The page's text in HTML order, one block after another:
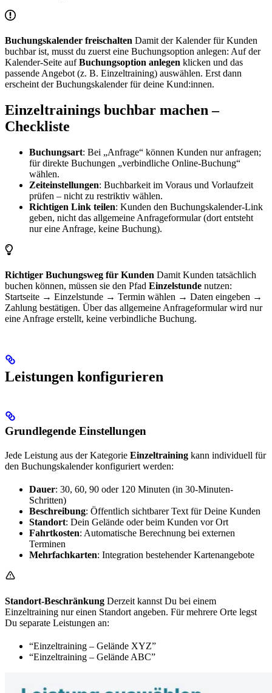
Buchungskalender freischalten Damit der Kalender für Kunden
buchbar ist, musst du zuerst eine Buchungsoption anlegen: Auf der
Kalender-Seite aufBuchungsoption anlegen klicken und das
passende Angebot (z. B. Einzeltraining) auswählen. Erst dann
erscheint der Buchungskalender für deine Kund:innen.
Einzeltrainings buchbar machen –
Checkliste
Buchungsart: Bei „Anfrage“ können Kunden nur anfragen;
für direkte Buchungen „verbindliche Online-Buchung“
wählen.
Zeiteinstellungen: Buchbarkeit im Voraus und Vorlaufzeit
prüfen – nicht zu restriktiv wählen.
Richtigen Link teilen: Kunden den Buchungskalender-Link
geben, nicht das allgemeine Anfrageformular (dort entsteht
nur eine Anfrage, keine Buchung).
Richtiger Buchungsweg für Kunden Damit Kunden tatsächlich
buchen können, müssen sie den Pfad Einzelstunde nutzen:
Startseite → Einzelstunde → Termin wählen → Daten eingeben →
Zahlung bestätigen. Über das allgemeine Anfrageformular wird nur
eine Anfrage erstellt, keine verbindliche Buchung.
Leistungen konfigurieren
Grundlegende Einstellungen
Jede Leistung aus der Kategorie Einzeltraining kann individuell für
den Buchungskalender konfiguriert werden:
Dauer: 30, 60, 90 oder 120 Minuten (in 30-Minuten-
Schritten)
Beschreibung: Öffentlich sichtbarer Text für Deine Kunden
Standort: Dein Gelände oder beim Kunden vor Ort
Fahrtkosten: Automatische Berechnung bei externen
Terminen
Mehrfachkarten: Integration bestehender Kartenangebote
Standort-Beschränkung Derzeit kannst Du bei einem
Einzeltraining nur einen Standort angeben. Für mehrere Orte legst
Du separate Leistungen an:
“Einzeltraining – Gelände XYZ”
“Einzeltraining – Gelände ABC”